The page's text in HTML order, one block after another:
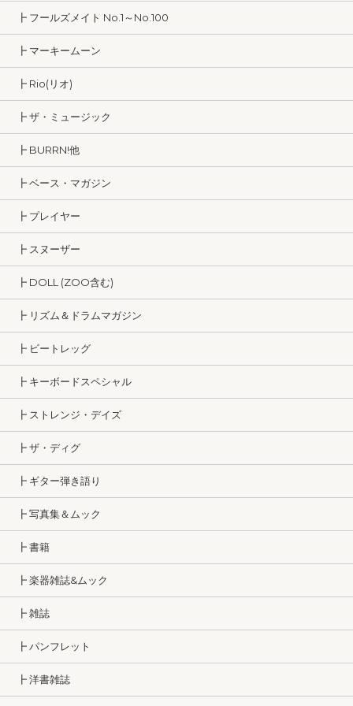
┣ フールズメイト No.1～No.100
┣ マーキームーン
┣ Rio(リオ)
┣ ザ・ミュージック
┣ BURRN!他
┣ ベース・マガジン
┣ プレイヤー
┣ スヌーザー
┣ DOLL (ZOO含む)
┣ リズム＆ドラムマガジン
┣ ビートレッグ
┣ キーボードスペシャル
┣ ストレンジ・デイズ
┣ ザ・ディグ
┣ ギター弾き語り
┣ 写真集＆ムック
┣ 書籍
┣ 楽器雑誌&ムック
┣ 雑誌
┣ パンフレット
┣ 洋書雑誌